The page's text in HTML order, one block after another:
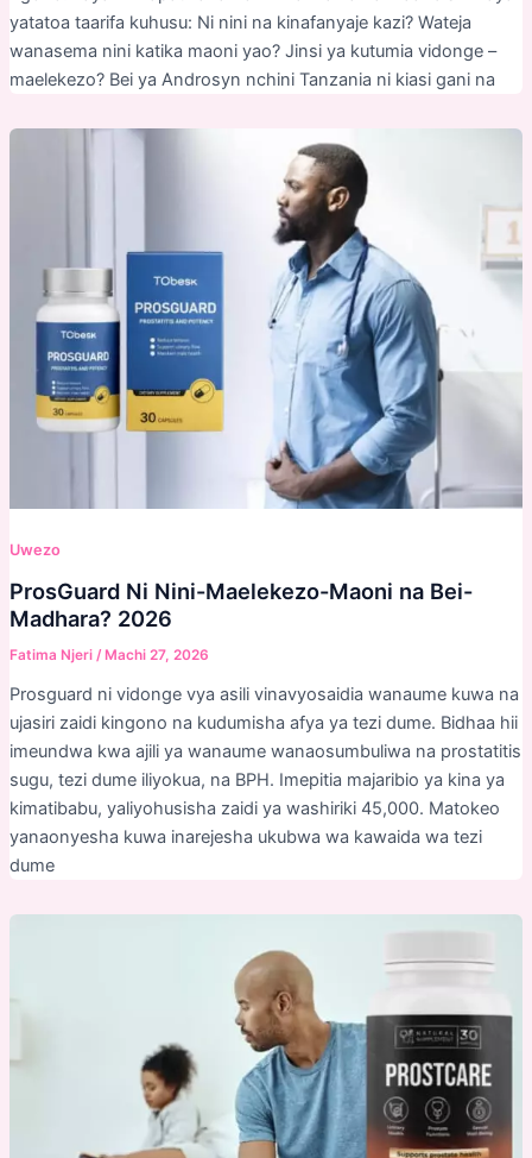
yatatoa taarifa kuhusu: Ni nini na kinafanyaje kazi? Wateja
wanasema nini katika maoni yao? Jinsi ya kutumia vidonge –
maelekezo? Bei ya Androsyn nchini Tanzania ni kiasi gani na
Uwezo
ProsGuard Ni Nini-Maelekezo-Maoni na Bei-
Madhara? 2026
Fatima Njeri / Machi 27, 2026
Prosguard ni vidonge vya asili vinavyosaidia wanaume kuwa na
ujasiri zaidi kingono na kudumisha afya ya tezi dume. Bidhaa hii
imeundwa kwa ajili ya wanaume wanaosumbuliwa na prostatitis
sugu, tezi dume iliyokua, na BPH. Imepitia majaribio ya kina ya
kimatibabu, yaliyohusisha zaidi ya washiriki 45,000. Matokeo
yanaonyesha kuwa inarejesha ukubwa wa kawaida wa tezi
dume